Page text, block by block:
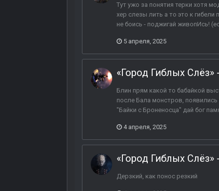
Тут ужо за понятия терки хотя
хер слезы лить а то это к
не боись - поджигай живопИсь!
5 апреля, 2025
«Город Гиблых Слёз»
Блин прям какой то бабайкой
после Бала монстров,
"Байки с Броненосца" дай бог
4 апреля, 2025
«Город Гиблых Слёз»
Дерзкий, как понос резкий